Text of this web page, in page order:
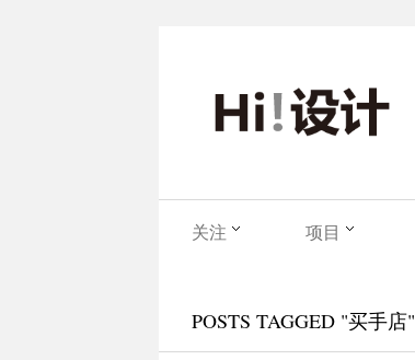
关注 项目
POSTS TAGGED "买手店"